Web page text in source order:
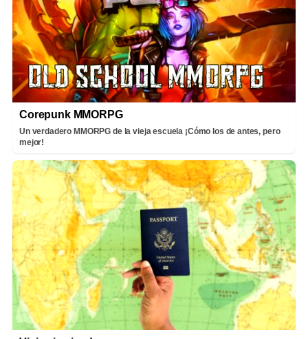
Corepunk MMORPG
Un verdadero MMORPG de la vieja escuela ¡Cómo los de antes, pero
mejor!